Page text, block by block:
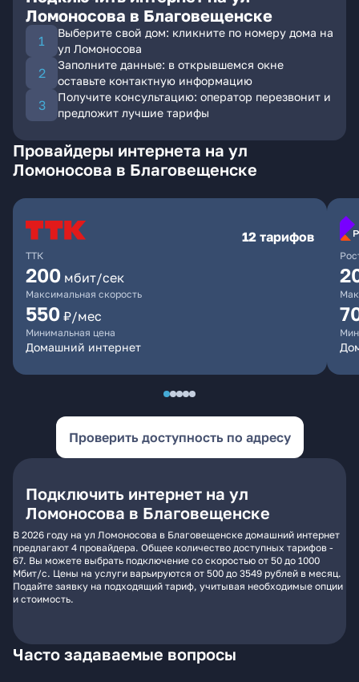
Ломоносова в Благовещенске
Выберите свой дом: кликните по номеру дома на
ул Ломоносова
Заполните данные: в открывшемся окне
оставьте контактную информацию
Получите консультацию: оператор перезвонит и
предложит лучшие тарифы
Провайдеры интернета на ул
Ломоносова в Благовещенске
ТТК
12 тарифов
200 мбит/сек
Максимальная скорость
550 ₽/мес
Минимальная цена
Домашний интернет
Проверить доступность по адресу
Подключить интернет на ул
Ломоносова в Благовещенске
В 2026 году на ул Ломоносова в Благовещенске домашний интернет
предлагают 4 провайдера. Общее количество доступных тарифов -
67. Вы можете выбрать подключение со скоростью от 50 до 1000
Мбит/с. Цены на услуги варьируются от 500 до 3549 рублей в месяц.
Подайте заявку на подходящий тариф, учитывая необходимые опции
и стоимость.
Часто задаваемые вопросы